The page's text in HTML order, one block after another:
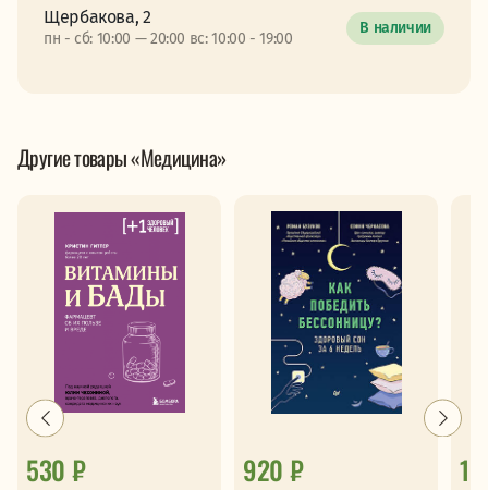
Щербакова, 2
пн - сб: 10:00 — 20:00 вс: 10:00 - 19:00
В наличии
Другие товары «Медицина»
530 ₽ 920 ₽ 1